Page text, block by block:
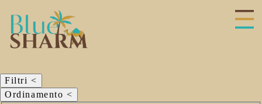
Filtri<
Ordinamento<